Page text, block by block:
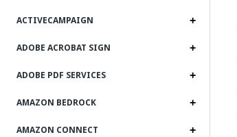
ACTIVECAMPAIGN
ADOBE ACROBAT SIGN
ADOBE PDF SERVICES
AMAZON BEDROCK
AMAZON CONNECT